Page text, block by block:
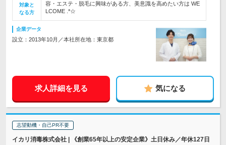
対象と
なる方
容・エステ・脱毛に興味がある方、美意識を高めたい方は WE
LCOME .*☆
企業データ
設立：2013年10月／本社所在地：東京都
求人詳細を見る 気になる
志望動機・自己PR不要
イカリ消毒株式会社 | 《創業65年以上の安定企業》土日休み／年休127日